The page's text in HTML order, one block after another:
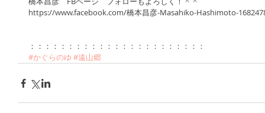
https://www.facebook.com/橋本昌彦-Masahiko-Hashimoto-
：：：：：：：：：：：：：：：：：：：：：：：
#かぐらのゆ #遠山郷